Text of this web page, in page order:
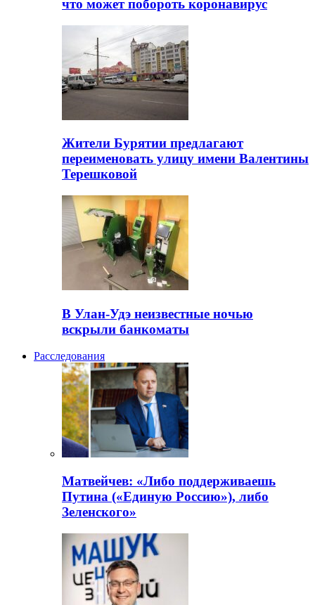
что может побороть коронавирус
Жители Бурятии предлагают
переименовать улицу имени Валентины
Терешковой
В Улан-Удэ неизвестные ночью
вскрыли банкоматы
Расследования
Матвейчев: «Либо поддерживаешь
Путина («Единую Россию»), либо
Зеленского»